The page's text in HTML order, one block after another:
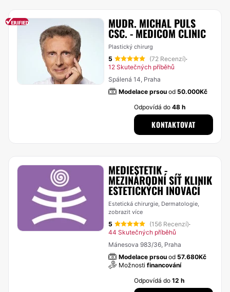
MUDR. MICHAL PULS
CSC. - MEDICOM CLINIC
Plastický chirurg
5 (72 Recenzí)·
12 Skutečných příběhů
Spálená 14, Praha
Modelace prsou od 50.000Kč
Odpovídá do48 h
KONTAKTOVAT
MEDIESTETIK -
MEZINÁRODNÍ SÍŤ KLINIK
ESTETICKÝCH INOVACÍ
Estetická chirurgie, Dermatologie,
zobrazit více
5 (156 Recenzí)·
44 Skutečných příběhů
Mánesova 983/36, Praha
Modelace prsou od 57.680Kč
Možnosti financování
Odpovídá do12 h